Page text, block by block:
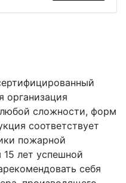
организация
сложности, форм
соответствует
пожарной
15 лет успешной
себя